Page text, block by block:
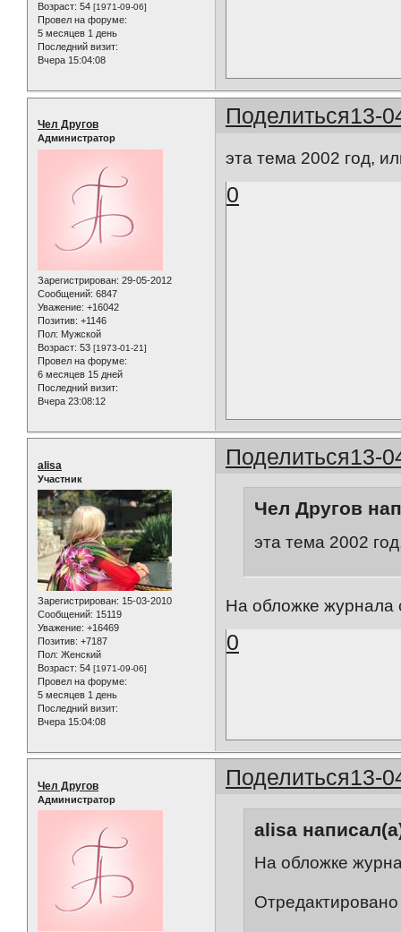
Возраст: 54 [1971-09-06]
Провел на форуме:
5 месяцев 1 день
Последний визит:
Вчера 15:04:08
Поделиться13-
Чел Другов
Администратор
Зарегистрирован: 29-05-2012
Сообщений: 6847
Уважение: +16042
Позитив: +1146
Пол: Мужской
Возраст: 53 [1973-01-21]
Провел на форуме:
6 месяцев 15 дней
Последний визит:
Вчера 23:08:12
эта тема 2002 год,
0
Поделиться13-
alisa
Участник
Зарегистрирован: 15-03-2010
Сообщений: 15119
Уважение: +16469
Позитив: +7187
Пол: Женский
Возраст: 54 [1971-09-06]
Провел на форуме:
5 месяцев 1 день
Последний визит:
Вчера 15:04:08
Чел Другов
эта тема 2002
На обложке журнала
0
Поделиться13-
Чел Другов
Администратор
alisa
На обложке